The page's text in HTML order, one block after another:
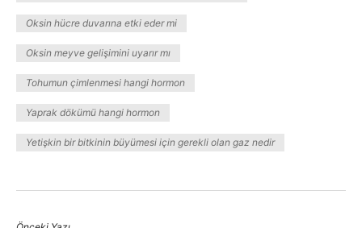
Oksin hücre duvarına etki eder mi
Oksin meyve gelişimini uyarır mı
Tohumun çimlenmesi hangi hormon
Yaprak dökümü hangi hormon
Yetişkin bir bitkinin büyümesi için gerekli olan gaz nedir